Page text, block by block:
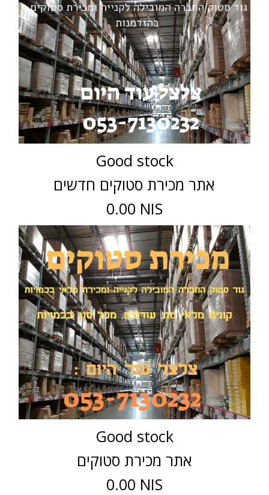
Good stock
אתר מכירת סטוקים חדשים
0.00 NIS
Good stock
אתר מכירת סטוקים
0.00 NIS